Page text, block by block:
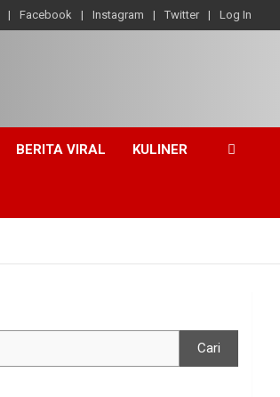
Facebook Instagram Twitter Log In
BERITA VIRAL KULINER
Cari